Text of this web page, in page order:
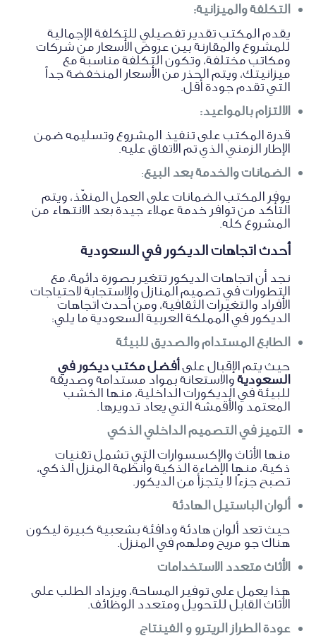
التكلفة والميزانية:
يقدم المكتب تقدير تفصيلي للتكلفة الإجمالية
للمشروع والمقارنة بين عروض الأسعار من شركات
ومكاتب مختلفة، وتكون التكلفة مناسبة مع
ميزانيتك، ويتم الحذر من الأسعار المنخفضة جداً
التي تقدم جودة أقل.
الالتزام بالمواعيد:
قدرة المكتب على تنفيذ المشروع وتسليمه ضمن
الإطار الزمني الذي تم الاتفاق عليه.
الضمانات والخدمة بعد البيع:
يوفر المكتب الضمانات على العمل المنفّذ، ويتم
التأكد من توافر خدمة عملاء جيدة بعد الانتهاء من
المشروع كله.
أحدث اتجاهات الديكور في السعودية
نجد أن اتجاهات الديكور تتغير بصورة دائمة، مع
التطورات في تصميم المنازل والاستجابة لاحتياجات
الأفراد والتغيرات الثقافية، ومن أحدث اتجاهات
الديكور في المملكة العربية السعودية ما يلي:
الطابع المستدام والصديق للبيئة
حيث يتم الإقبال علىأفضل مكتب ديكور في
السعوديةوالاستعانة بمواد مستدامة وصديقة
للبيئة في الديكورات الداخلية، منها الخشب
المعتمد والأقمشة التي يعاد تدويرها.
التميز في التصميم الداخلي الذكي
منها الأثاث والإكسسوارات التي تشمل تقنيات
ذكية، منها الإضاءة الذكية وأنظمة المنزل الذكي،
تصبح جزءًا لا يتجزأ من الديكور.
ألوان الباستيل الهادئة
حيث تعد ألوان هادئة ودافئة بشعبية كبيرة ليكون
هناك جو مريح وملهم في المنزل.
الأثاث متعدد الاستخدامات
هذا يعمل على توفير المساحة، ويزداد الطلب على
الأثاث القابل للتحويل ومتعدد الوظائف.
عودة الطراز الريترو و الفينتاج